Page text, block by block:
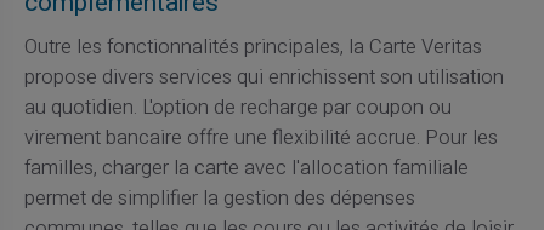
Outre les fonctionnalités principales, la Carte Veritas
propose divers services qui enrichissent son utilisation
au quotidien. L'option de recharge par coupon ou
virement bancaire offre une flexibilité accrue. Pour les
familles, charger la carte avec l'allocation familiale
permet de simplifier la gestion des dépenses